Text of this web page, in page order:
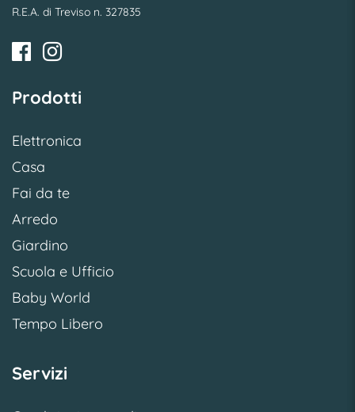
R.E.A. di Treviso n. 327835
Prodotti
Elettronica
Casa
Fai da te
Arredo
Giardino
Scuola e Ufficio
Baby World
Tempo Libero
Servizi